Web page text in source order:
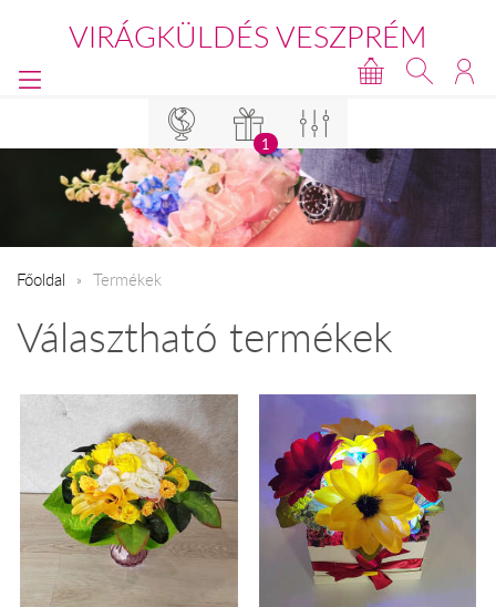
VIRÁGKÜLDÉS VESZPRÉM
1
Főoldal Termékek
Választható termékek